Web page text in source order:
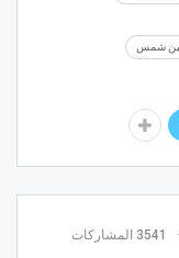
3541 المشاركات